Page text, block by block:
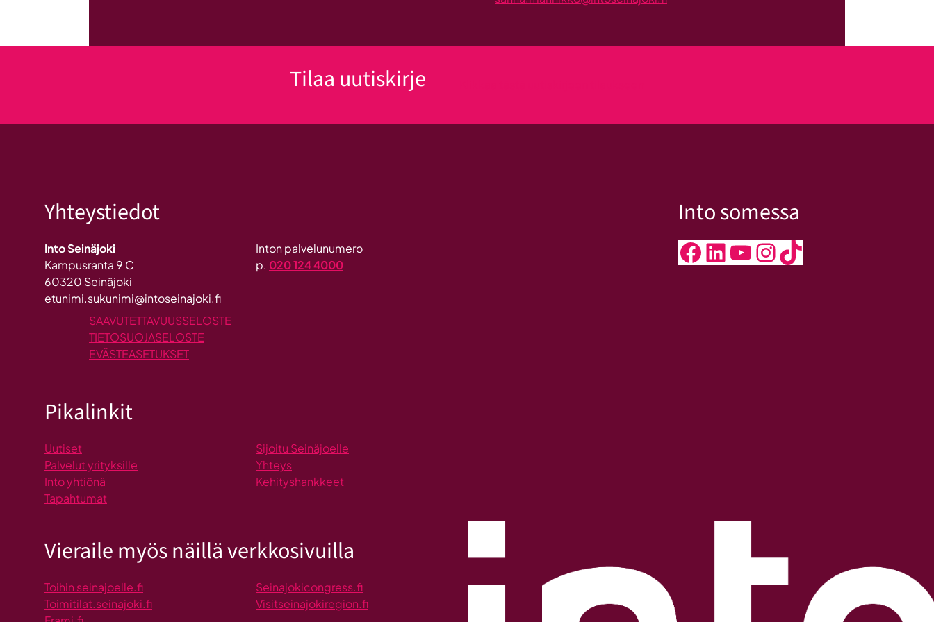
Tilaa uutiskirje
Yhteystiedot
Into Seinäjoki
Kampusranta 9 C
60320 Seinäjoki
etunimi.sukunimi@intoseinajoki.fi
Inton palvelunumero
p. 020 124 4000
Into somessa
Facebook LinkedIn YouTube InstagramTikTok
SAAVUTETTAVUUSSELOSTE
TIETOSUOJASELOSTE
EVÄSTEASETUKSET
Pikalinkit
Uutiset
Palvelut yrityksille
Into yhtiönä
Tapahtumat
Sijoitu Seinäjoelle
Yhteys
Kehityshankkeet
Vieraile myös näillä verkkosivuilla
Toihin seinajoelle.fi
Toimitilat.seinajoki.fi
Seinajokicongress.fi
Visitseinajokiregion.fi